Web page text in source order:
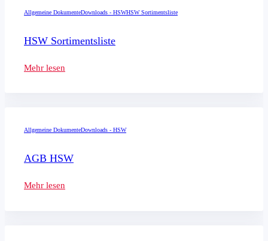
Allgemeine DokumenteDownloads - HSWHSW Sortimentsliste
HSW Sortimentsliste
Mehr lesen
Allgemeine DokumenteDownloads - HSW
AGB HSW
Mehr lesen